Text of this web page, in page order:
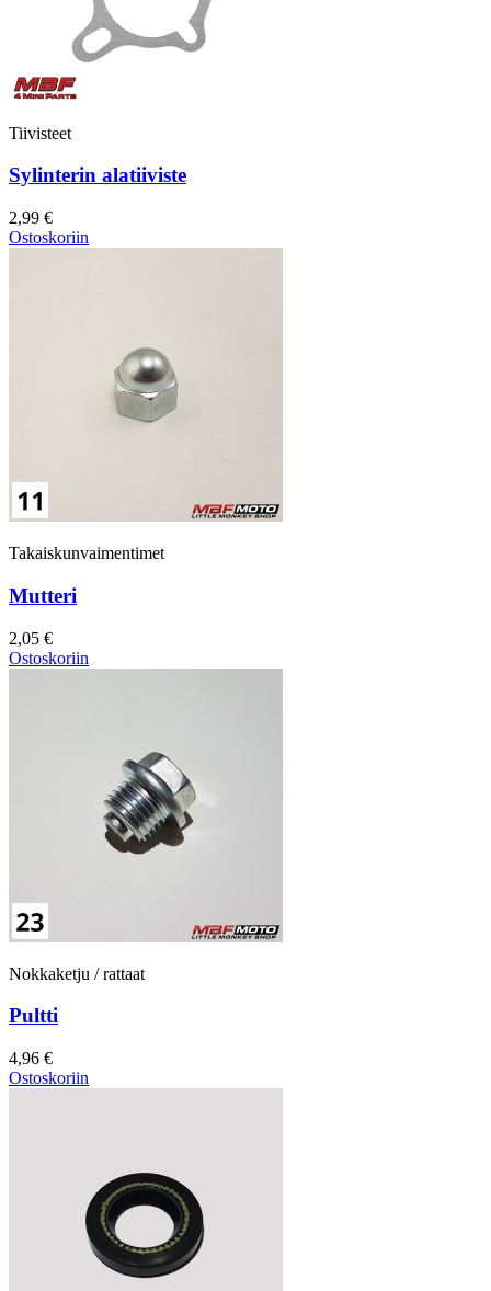
Tiivisteet
Sylinterin alatiiviste
2,99 €
Ostoskoriin
Takaiskunvaimentimet
Mutteri
2,05 €
Ostoskoriin
Nokkaketju / rattaat
Pultti
4,96 €
Ostoskoriin